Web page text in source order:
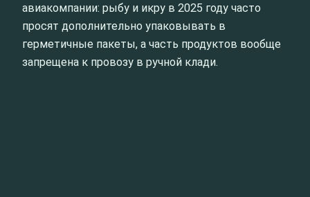
авиакомпании: рыбу и икру в 2025 году часто
просят дополнительно упаковывать в
герметичные пакеты, а часть продуктов вообще
запрещена к провозу в ручной клади.